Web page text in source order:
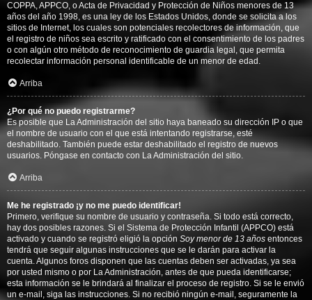
COPPA, APPCO, o Acta de Privacidad y Protección de Niños menores de 13
años del año 1998, es una ley de los Estados Unidos, donde se solicita a los
sitios de Internet, los cuales son potenciales recolectores de información, que
el registro de niños sea escrito y ratificado con el consentimiento de los padres
o con algún otro método de reconocimiento de guardia legal, que permita
recolectar información personal identificable de un menor de edad.
Arriba
¿Por qué no puedo registrarme?
Es posible que La Administración del sitio haya baneado su dirección IP o que
el nombre de usuario con el que está intentando registrarse, esté
deshabilitado. También puede estar deshabilitado el registro de nuevos
usuarios. Póngase en contacto con La Administración del sitio.
Arriba
Me he registrado ¡y no me puedo identificar!
Primero, verifique su nombre de usuario y contraseña. Si todo está correcto,
hay dos posibles razones. Si el Sistema de Protección Infantil (APPCO) está
activado y cuando se registró eligió la opción Soy menor de 13 años entonces
tendrá que seguir algunas instrucciones que se le darán para activar la
cuenta. Algunos foros disponen que las cuentas deben ser activadas, ya sea
por usted mismo o por La Administración, antes de que pueda identificarse;
esta información se le brindará al finalizar el proceso de registro. Si se le envió
un e-mail, siga las instrucciones. Si no recibió ningún e-mail, seguramente la